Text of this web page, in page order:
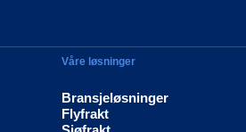
Våre løsninger
Bransjeløsninger
Flyfrakt